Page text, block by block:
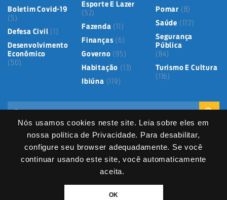
Nós usamos cookies neste site. Leia sobre eles em
nossa política de Privacidade. Para desabilitar,
configure seu browser adequadamente. Se você
continuar usando este site, você automaticamente
aceita.
OK
Boletim Covid-19
(5)
Defesa Civil (1)
Desenvolvimento
Econômico
(50)
Esporte E Lazer
(52)
Fazenda (11)
Finanças (6)
Governo (95)
Habitação (13)
Ibiúna (119)
Pomar (8)
Saúde (172)
Segurança
Pública
(84)
Turismo E Cultura
(116)
Mapa do Site Política de Privacidade
Termos de Uso
Serviços Digitais